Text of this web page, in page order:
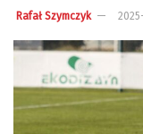
Rafał Szymczyk